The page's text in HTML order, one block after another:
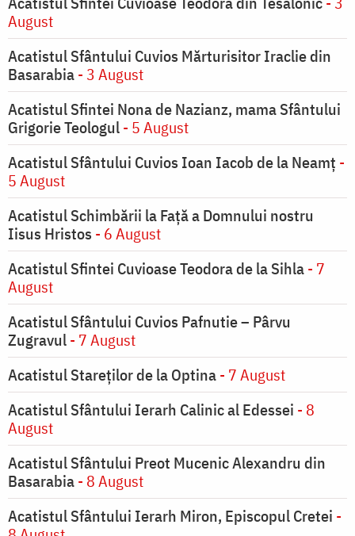
August
Acatistul Sfântului Cuvios Mărturisitor Iraclie din
Basarabia- 3 August
Acatistul Sfintei Nona de Nazianz, mama Sfântului
Grigorie Teologul- 5 August
Acatistul Sfântului Cuvios Ioan Iacob de la Neamț -
5 August
Acatistul Schimbării la Faţă a Domnului nostru
Iisus Hristos - 6 August
Acatistul Sfintei Cuvioase Teodora de la Sihla- 7
August
Acatistul Sfântului Cuvios Pafnutie – Pârvu
Zugravul- 7 August
Acatistul Stareţilor de la Optina- 7 August
Acatistul Sfântului Ierarh Calinic al Edessei - 8
August
Acatistul Sfântului Preot Mucenic Alexandru din
Basarabia- 8 August
Acatistul Sfântului Ierarh Miron, Episcopul Cretei -